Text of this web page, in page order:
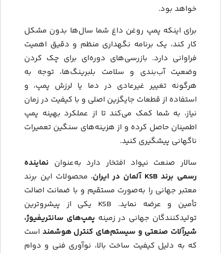
خواهد بود.
برای اینکه پمپ روغن داغ شما سال‌ها بدون مشکل
کار کند، یک برنامه نگهداری منظم و دقیق اهمیت
فراوانی دارد. بازرسی‌های دوره‌ای برای چک کردن
وضعیت آب‌بندی و سلامت بلبرینگ‌ها، توجه به
هرگونه تغییر غیرعادی در دما یا لرزش پمپ، و
استفاده از قطعات جایگزین اصلی و با کیفیت در زمان
نیاز، به شما کمک می‌کند تا از عملکرد بهینه پمپ
اطمینان حاصل کرده و از هزینه‌های سنگین تعمیرات
ناگهانی پیشگیری کنید.
سالار صنعت نیواد افتخار دارد به‌عنوان نماینده
رسمی برند KSB آلمان در ایران
، محصولات این برند
معتبر جهانی را به‌صورت مستقیم و با ضمانت اصالت
تأمین و عرضه نماید. KSB یکی از پیشروترین
تولیدکنندگان جهانی در زمینه پمپ‌های سانتریفیوژ،
شیرآلات صنعتی و سیستم‌های کنترل هوشمند است
که به دلیل کیفیت ساخت بالا، نوآوری فنی و دوام